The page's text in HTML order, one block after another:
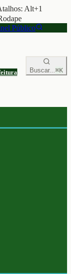
Alt+1
Público
Buscar...⌘K